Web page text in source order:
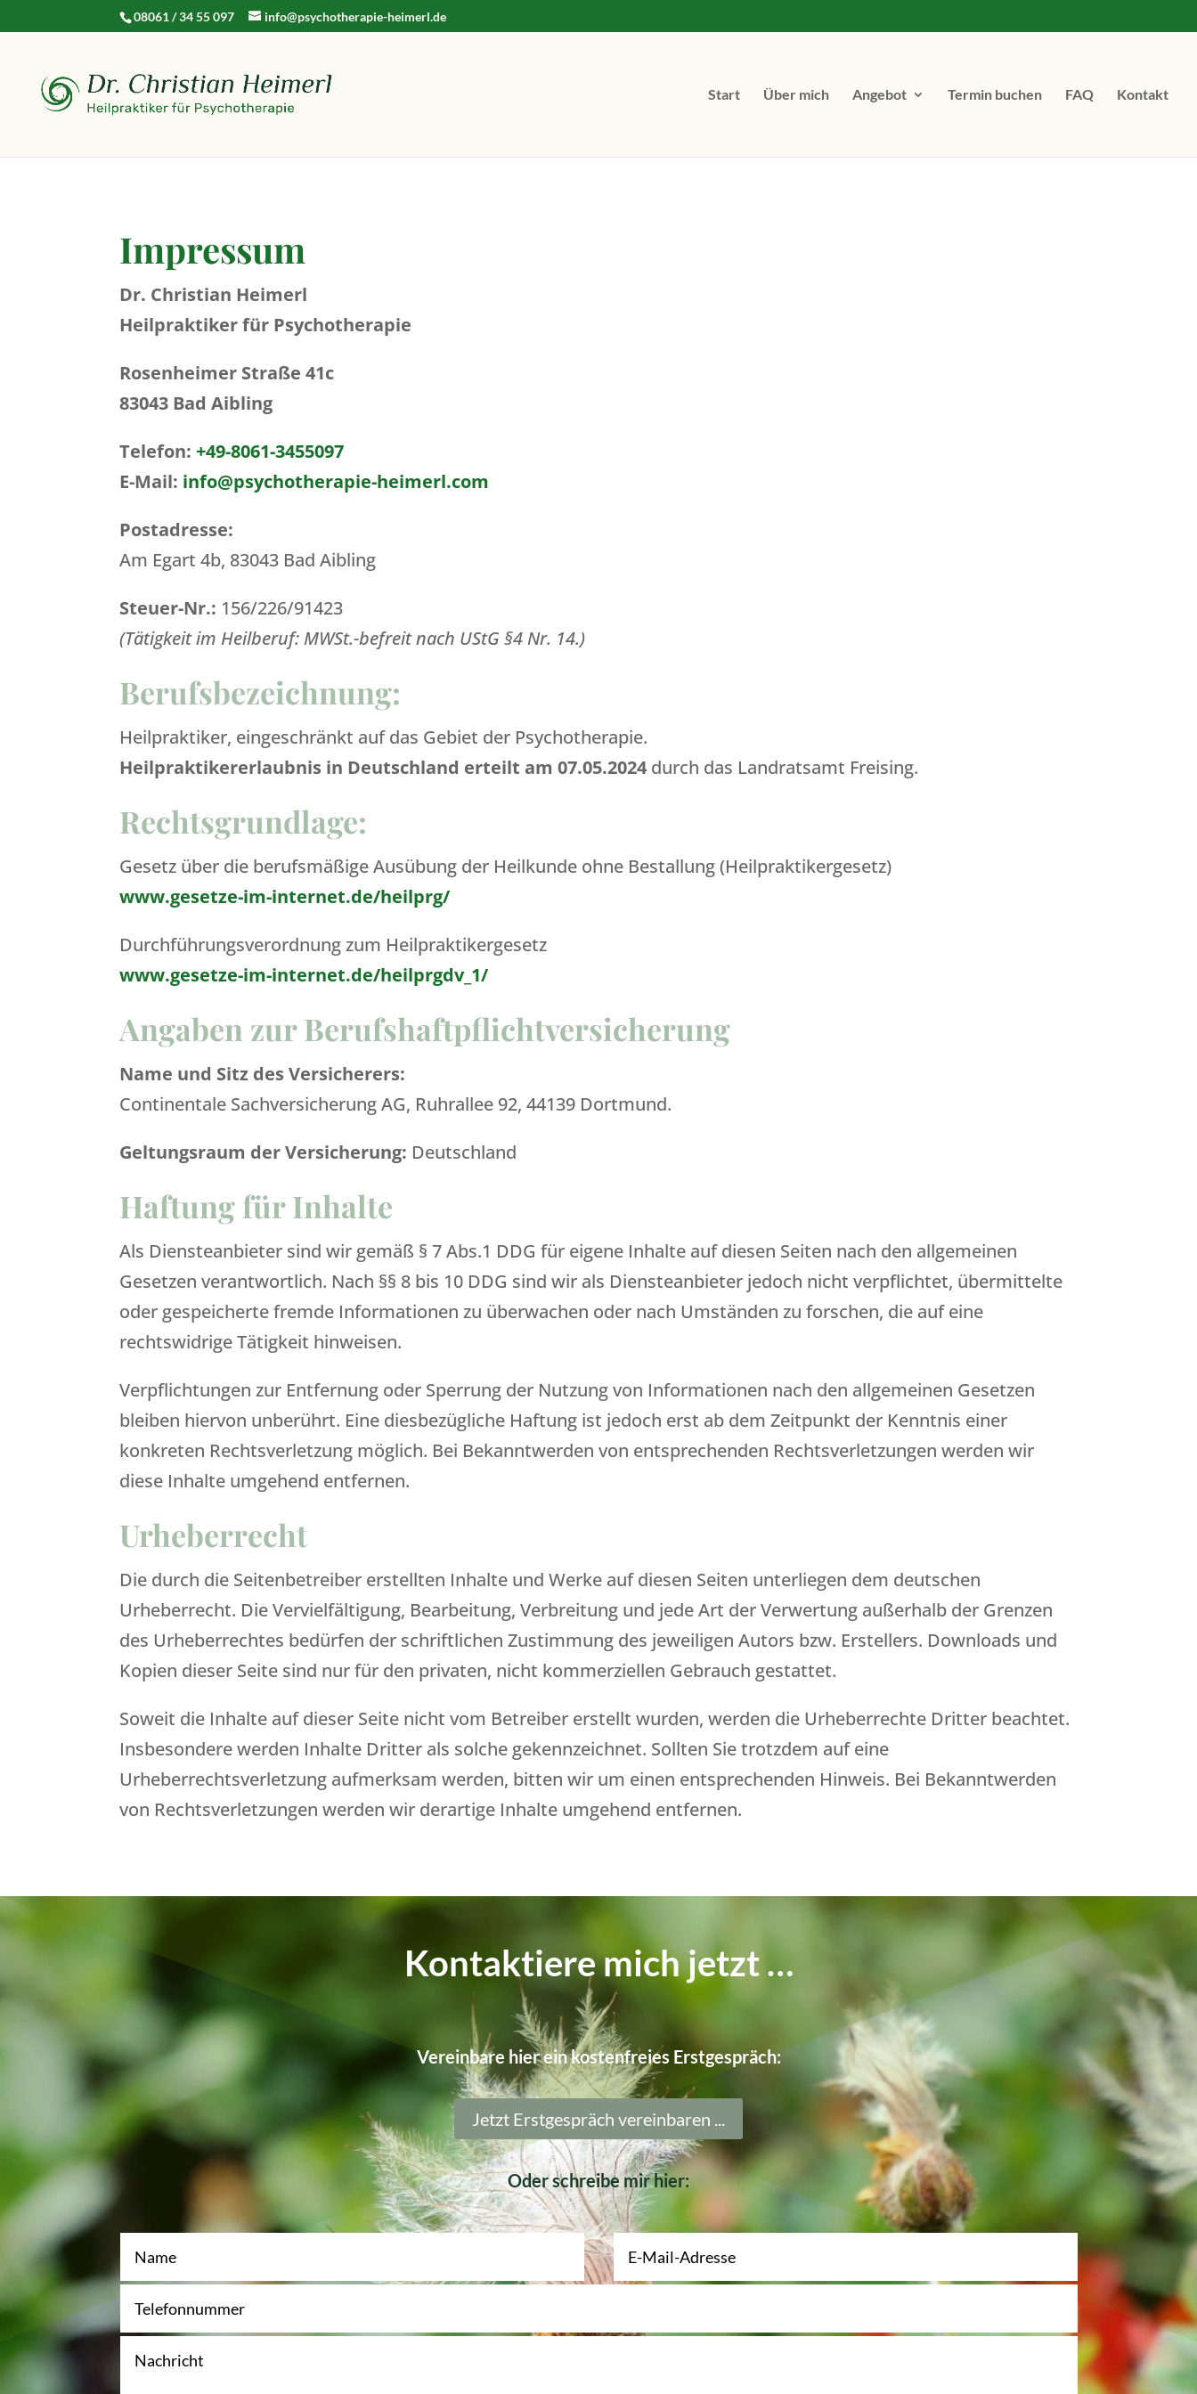
08061 / 34 55 097 info@psychotherapie-heimerl.de
Start Über mich Angebot Termin buchen FAQ Kontakt
Impressum
Dr. Christian Heimerl
Heilpraktiker für Psychotherapie
Rosenheimer Straße 41c
83043 Bad Aibling
Telefon: +49-8061-3455097
E-Mail: info@psychotherapie-heimerl.com
Postadresse:
Am Egart 4b, 83043 Bad Aibling
Steuer-Nr.: 156/226/91423
(Tätigkeit im Heilberuf: MWSt.-befreit nach UStG §4 Nr. 14.)
Berufsbezeichnung:
Heilpraktiker, eingeschränkt auf das Gebiet der Psychotherapie.
Heilpraktikererlaubnis in Deutschland erteilt am 07.05.2024 durch das Landratsamt Freising.
Rechtsgrundlage:
Gesetz über die berufsmäßige Ausübung der Heilkunde ohne Bestallung (Heilpraktikergesetz)
www.gesetze-im-internet.de/heilprg/
Durchführungsverordnung zum Heilpraktikergesetz
www.gesetze-im-internet.de/heilprgdv_1/
Angaben zur Berufshaftpflichtversicherung
Name und Sitz des Versicherers:
Continentale Sachversicherung AG, Ruhrallee 92, 44139 Dortmund.
Geltungsraum der Versicherung: Deutschland
Haftung für Inhalte
Als Diensteanbieter sind wir gemäß § 7 Abs.1 DDG für eigene Inhalte auf diesen Seiten nach den allgemeinen
Gesetzen verantwortlich. Nach §§ 8 bis 10 DDG sind wir als Diensteanbieter jedoch nicht verpflichtet, übermittelte
oder gespeicherte fremde Informationen zu überwachen oder nach Umständen zu forschen, die auf eine
rechtswidrige Tätigkeit hinweisen.
Verpflichtungen zur Entfernung oder Sperrung der Nutzung von Informationen nach den allgemeinen Gesetzen
bleiben hiervon unberührt. Eine diesbezügliche Haftung ist jedoch erst ab dem Zeitpunkt der Kenntnis einer
konkreten Rechtsverletzung möglich. Bei Bekanntwerden von entsprechenden Rechtsverletzungen werden wir
diese Inhalte umgehend entfernen.
Urheberrecht
Die durch die Seitenbetreiber erstellten Inhalte und Werke auf diesen Seiten unterliegen dem deutschen
Urheberrecht. Die Vervielfältigung, Bearbeitung, Verbreitung und jede Art der Verwertung außerhalb der Grenzen
des Urheberrechtes bedürfen der schriftlichen Zustimmung des jeweiligen Autors bzw. Erstellers. Downloads und
Kopien dieser Seite sind nur für den privaten, nicht kommerziellen Gebrauch gestattet.
Soweit die Inhalte auf dieser Seite nicht vom Betreiber erstellt wurden, werden die Urheberrechte Dritter beachtet.
Insbesondere werden Inhalte Dritter als solche gekennzeichnet. Sollten Sie trotzdem auf eine
Urheberrechtsverletzung aufmerksam werden, bitten wir um einen entsprechenden Hinweis. Bei Bekanntwerden
von Rechtsverletzungen werden wir derartige Inhalte umgehend entfernen.
Kontaktiere mich jetzt …
Vereinbare hier ein kostenfreies Erstgespräch:
Jetzt Erstgespräch vereinbaren ...
Oder schreibe mir hier: